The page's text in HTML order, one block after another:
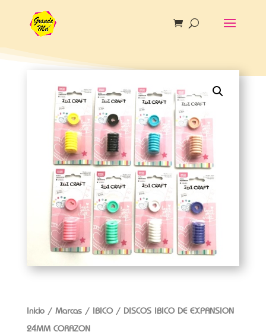
Inicio/ Marcas/ IBICO/ DISCOS IBICO DE EXPANSION
24MM CORAZON